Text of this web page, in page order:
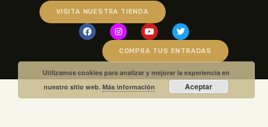
VISITA NUESTRA TIENDA
COMPRA TUS ENTRADAS
Utilizamos cookies para analizar y mejorar la experiencia en
nuestro sitio web.Más información Aceptar